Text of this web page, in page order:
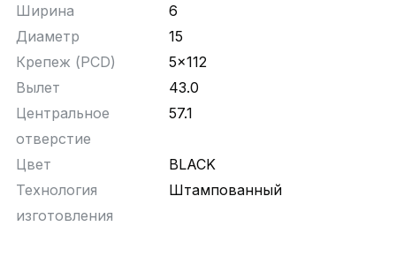
Ширина
6
Диаметр
15
Крепеж (PCD)
5x112
Вылет
43.0
Центральное
отверстие
57.1
Цвет
BLACK
Технология
изготовления
Штампованный